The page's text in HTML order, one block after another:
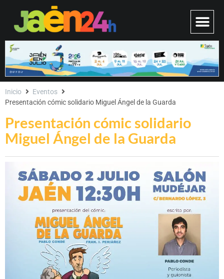
Presentación cómic solidario
Miguel Ángel de la Guarda
Inicio
Eventos
Presentación cómic solidario Miguel Ángel de la Guarda